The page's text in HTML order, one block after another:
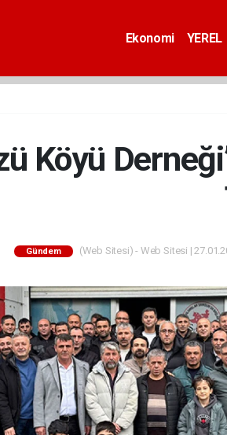
Ekonomi YEREL
Köyü
Gündem (Web Sitesi) - Web Sitesi |